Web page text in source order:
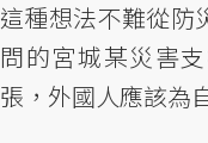
這種想法不難從防
問的宮城某災害
張，外國人應該為